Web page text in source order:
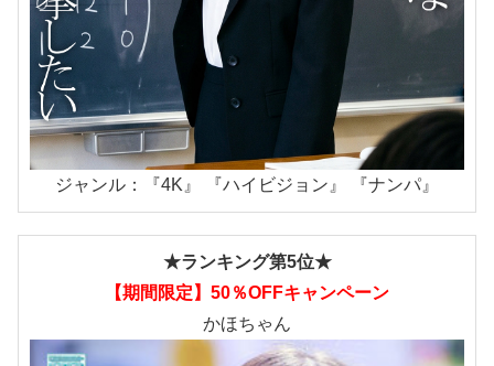
ジャンル：『4K』 『ハイビジョン』 『ナンパ』
★ランキング第5位★
【期間限定】50％OFFキャンペーン
かほちゃん